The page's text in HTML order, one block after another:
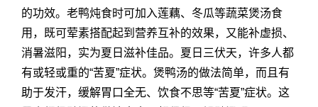
的功效。老鸭炖食时可加入莲藕、冬瓜等蔬菜煲汤食
用，既可荤素搭配起到营养互补的效果，又能补虚损、
消暑滋阳，实为夏日滋补佳品。夏日三伏天，许多人都
有或轻或重的“苦夏”症状。煲鸭汤的做法简单，而且有
助于发汗，缓解胃口全无、饮食不思等“苦夏”症状。这